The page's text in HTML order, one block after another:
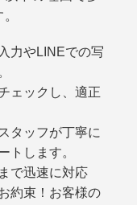
力やLINEでの写
ェックし、適正
タッフが丁寧に
トします。
で迅速に対応
約束！お客様の